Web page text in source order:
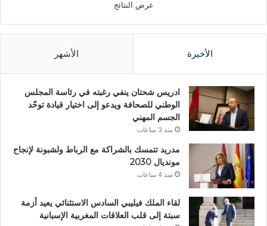
عرض النتائج
الأخيرة الأشهر
ادريس شحتان ينفي رغبته في رئاسة المجلس
الوطني للصحافة ويدعو إلى اختيار قيادة توحّد
الجسم المهني
منذ 3 ساعات
مدريد تتمسك بالشراكة مع الرباط ولشبونة لإنجاح
مونديال 2030
منذ 4 ساعات
لقاء الملك فيليبي السادس الاستثنائي يعيد أزمة
سبتة إلى قلب العلاقات المغربية الإسبانية